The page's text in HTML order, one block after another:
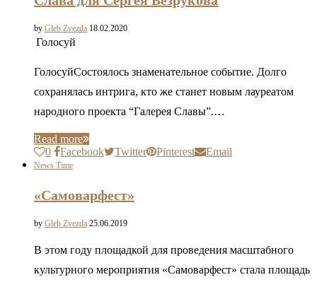
by Gleb Zvezda 18.02.2020
Голосуй
ГолосуйСостоялось знаменательное событие. Долго
сохранялась интрига, кто же станет новым лауреатом
народного проекта “Галерея Славы”.…
Read more
0
Facebook Twitter Pinterest Email
News Time
«Самоварфест»
by Gleb Zvezda 25.06.2019
В этом году площадкой для проведения масштабного
культурного мероприятия «Самоварфест» стала площадь